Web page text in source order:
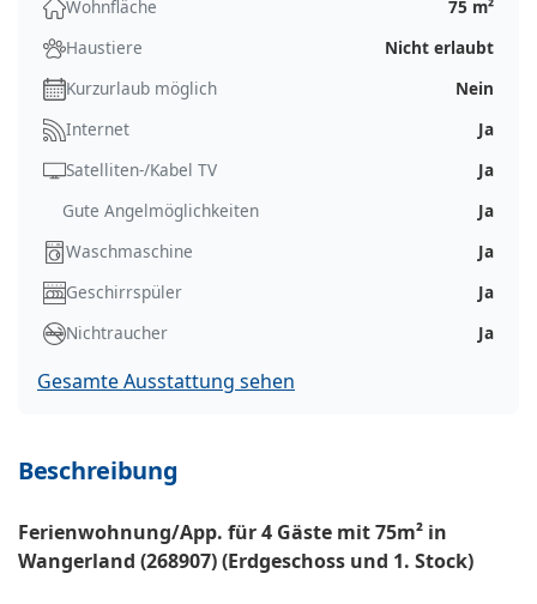
Wohnfläche
75 m²
Haustiere
Nicht erlaubt
Kurzurlaub möglich
Nein
Internet
Ja
Satelliten-/Kabel TV
Ja
Gute Angelmöglichkeiten
Ja
Waschmaschine
Ja
Geschirrspüler
Ja
Nichtraucher
Ja
Gesamte Ausstattung sehen
Beschreibung
Ferienwohnung/App. für 4 Gäste mit 75m² in
Wangerland (268907) (Erdgeschoss und 1. Stock)